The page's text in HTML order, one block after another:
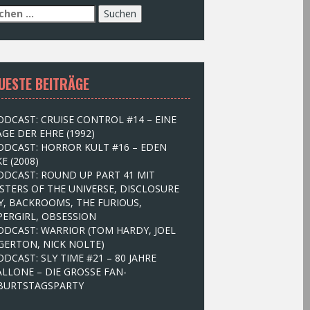
BEITRÄGE
CRUISE CONTROL #14 – EINE
DER EHRE (1992)
HORROR KULT #16 – EDEN
(2008)
ROUND UP PART 41 MIT
OF THE UNIVERSE, DISCLOSURE
BACKROOMS, THE FURIOUS,
OBSESSION
WARRIOR (TOM HARDY, JOEL
NICK NOLTE)
SLY TIME #21 – 80 JAHRE
– DIE GROSSE FAN-